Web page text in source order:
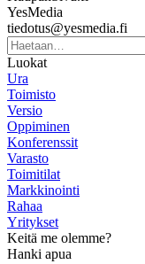
YesMedia
tiedotus@yesmedia.fi
Luokat
Ura
Toimisto
Versio
Oppiminen
Konferenssit
Varasto
Toimitilat
Markkinointi
Rahaa
Yritykset
Keitä me olemme?
Hanki apua